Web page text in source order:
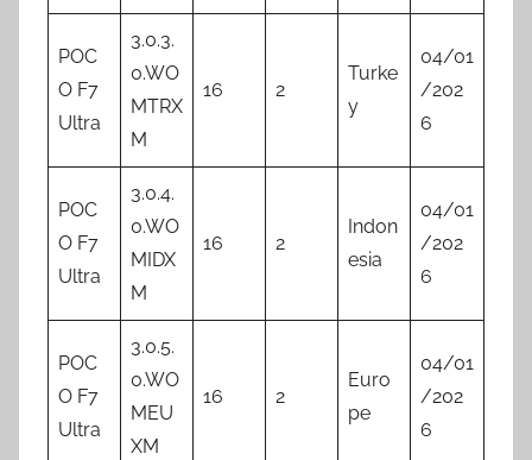
POC
O F7
Ultra
3.0.3.
0.WO
MTRX
M
16 2
Turke
y
04/01
/202
6
POC
O F7
Ultra
3.0.4.
0.WO
MIDX
M
16 2
Indon
esia
04/01
/202
6
POC
O F7
Ultra
3.0.5.
0.WO
MEU
XM
16 2
Euro
pe
04/01
/202
6